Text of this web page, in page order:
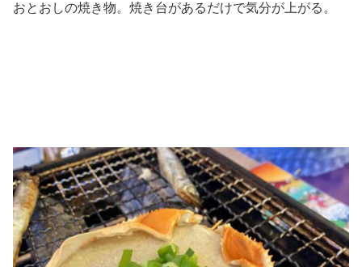
おとおしの焼き物。焼き台があるだけで気分が上がる。